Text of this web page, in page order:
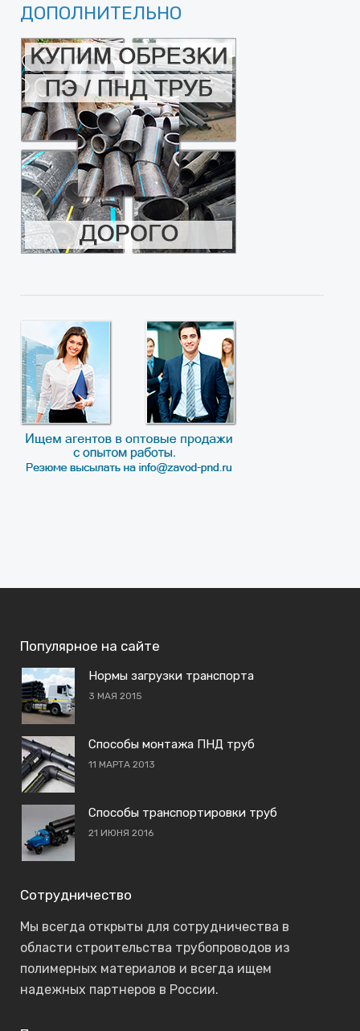
ДОПОЛНИТЕЛЬНО
Популярное на сайте
Нормы загрузки транспорта
3 МАЯ 2015
Способы монтажа ПНД труб
11 МАРТА 2013
Способы транспортировки труб
21 ИЮНЯ 2016
Сотрудничество
Мы всегда открыты для сотрудничества в
области строительства трубопроводов из
полимерных материалов и всегда ищем
надежных партнеров в России.